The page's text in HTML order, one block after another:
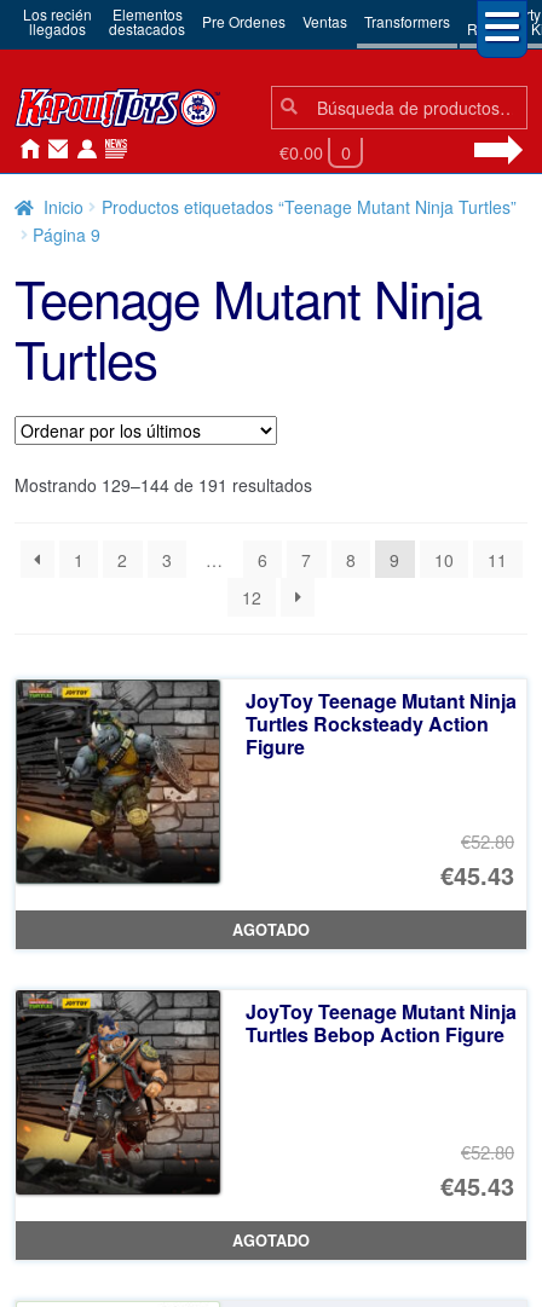
Los recién
llegados
Elementos
destacados Pre Ordenes Ventas Transformers 3rd Party
Robots &
Búsqueda:
Búsqueda
€0.00 0
Inicio
Productos etiquetados “Teenage Mutant Ninja Turtles”
Página 9
Teenage Mutant Ninja
Turtles
Mostrando 129–144 de 191 resultadosOrdenado
últimos
1 2 3 … 6 7 8 9 10
11
12
JoyToy Teenage Mutant Ninja
Turtles Rocksteady Action
Figure
€52.80
El
€45.43
El
AGOTADO
JoyToy Teenage Mutant Ninja
Turtles Bebop Action Figure
€52.80
El
€45.43
El
AGOTADO